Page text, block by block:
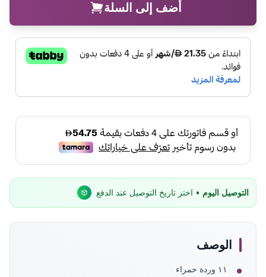
أضف إلى السلة
التوصيل اليوم • اختر تاريخ التوصيل عند الدفع
الوصف
١١ وردة حمراء